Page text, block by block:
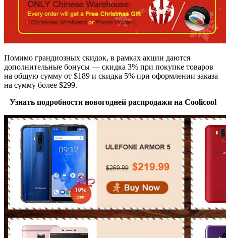
Помимо грандиозных скидок, в рамках акции даются
дополнительные бонусы — скидка 3% при покупке товаров
на общую сумму от $189 и скидка 5% при оформлении заказа
на сумму более $299.
Узнать подробности новогодней распродажи на Coolicool